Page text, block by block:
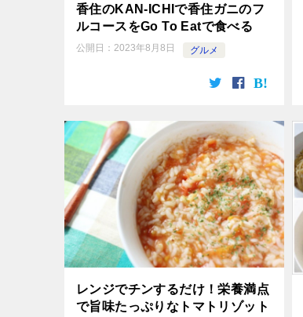
香住のKAN-ICHIで香住ガニのフ
ルコースをGo To Eatで食べる
公開日： 2023年8月8日 グルメ
レンジでチンするだけ！栄養満点
で旨味たっぷりなトマトリゾット